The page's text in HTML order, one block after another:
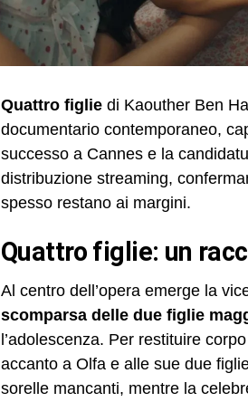
Quattro figlie di Kaouther Ben
documentario contemporaneo,
successo a Cannes e la
distribuzione streaming,
spesso restano ai margini.
quattro figlie: un
Al centro dell’opera emerge la
scomparsa delle due figlie
l’adolescenza. Per restituire
accanto a Olfa e alle sue due
sorelle mancanti, mentre la